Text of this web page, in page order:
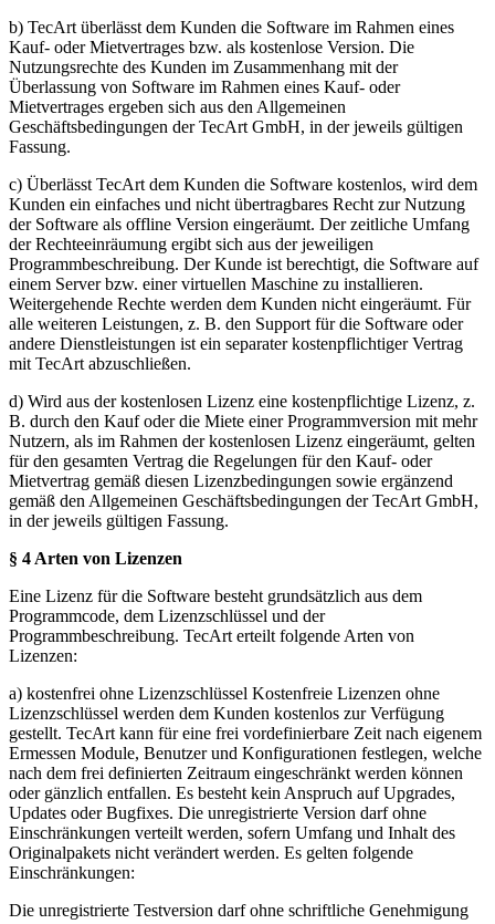
b) TecArt überlässt dem Kunden die Software im Rahmen eines
Kauf- oder Mietvertrages bzw. als kostenlose Version. Die
Nutzungsrechte des Kunden im Zusammenhang mit der
Überlassung von Software im Rahmen eines Kauf- oder
Mietvertrages ergeben sich aus den Allgemeinen
Geschäftsbedingungen der TecArt GmbH, in der jeweils gültigen
Fassung.
c) Überlässt TecArt dem Kunden die Software kostenlos, wird dem
Kunden ein einfaches und nicht übertragbares Recht zur Nutzung
der Software als offline Version eingeräumt. Der zeitliche Umfang
der Rechteeinräumung ergibt sich aus der jeweiligen
Programmbeschreibung. Der Kunde ist berechtigt, die Software auf
einem Server bzw. einer virtuellen Maschine zu installieren.
Weitergehende Rechte werden dem Kunden nicht eingeräumt. Für
alle weiteren Leistungen, z. B. den Support für die Software oder
andere Dienstleistungen ist ein separater kostenpflichtiger Vertrag
mit TecArt abzuschließen.
d) Wird aus der kostenlosen Lizenz eine kostenpflichtige Lizenz, z.
B. durch den Kauf oder die Miete einer Programmversion mit mehr
Nutzern, als im Rahmen der kostenlosen Lizenz eingeräumt, gelten
für den gesamten Vertrag die Regelungen für den Kauf- oder
Mietvertrag gemäß diesen Lizenzbedingungen sowie ergänzend
gemäß den Allgemeinen Geschäftsbedingungen der TecArt GmbH,
in der jeweils gültigen Fassung.
§ 4 Arten von Lizenzen
Eine Lizenz für die Software besteht grundsätzlich aus dem
Programmcode, dem Lizenzschlüssel und der
Programmbeschreibung. TecArt erteilt folgende Arten von
Lizenzen:
a) kostenfrei ohne Lizenzschlüssel Kostenfreie Lizenzen ohne
Lizenzschlüssel werden dem Kunden kostenlos zur Verfügung
gestellt. TecArt kann für eine frei vordefinierbare Zeit nach eigenem
Ermessen Module, Benutzer und Konfigurationen festlegen, welche
nach dem frei definierten Zeitraum eingeschränkt werden können
oder gänzlich entfallen. Es besteht kein Anspruch auf Upgrades,
Updates oder Bugfixes. Die unregistrierte Version darf ohne
Einschränkungen verteilt werden, sofern Umfang und Inhalt des
Originalpakets nicht verändert werden. Es gelten folgende
Einschränkungen:
Die unregistrierte Testversion darf ohne schriftliche Genehmigung